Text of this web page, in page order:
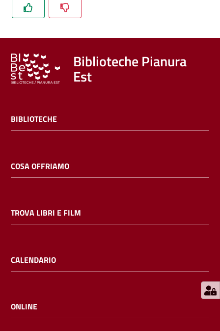
libri
film
Calendario
Bambini
E
l
i
Biblioteche Pianura
Est
BIBLIOTECHE
COSA OFFRIAMO
TROVA LIBRI E FILM
CALENDARIO
ONLINE